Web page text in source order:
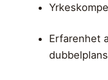
Erfarenhet